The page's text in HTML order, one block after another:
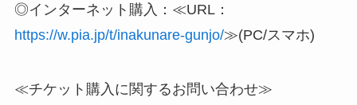
◎インターネット購入：≪URL：
https://w.pia.jp/t/inakunare-gunjo/≫(PC/スマホ)
≪チケット購入に関するお問い合わせ≫